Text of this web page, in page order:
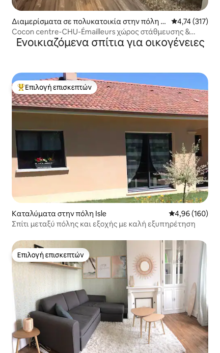
Διαμερίσματα σε πολυκατοικία στην πόλη Λ
ιμόζ
Μέση
4,74 (317)
Cocon centre-CHU-Émailleurs χώρος στάθμευσης &
βεράντα
Ενοικιαζόμενα σπίτια για οικογένειες
Κορυφαία επιλογή επισκεπτών
Επιλογή επισκεπτών
Καταλύματα στην πόλη Isle Μέση
4,96 (160)
Σπίτι μεταξύ πόλης και εξοχής με καλή εξυπηρέτηση
Επιλογή επισκεπτών
Επιλογή επισκεπτών